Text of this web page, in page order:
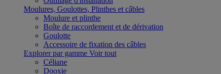
Moulures, Goulottes, Plinthes et câbles
Moulure et plinthe
Boîte de raccordement et de dérivation
Goulotte
Accessoire de fixation des câbles
Explorer par gamme Voir tout
Céliane
Dooxie